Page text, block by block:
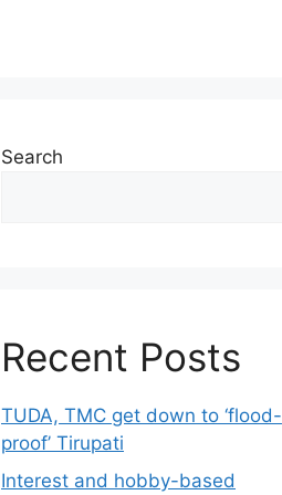
Search
Recent Posts
TUDA, TMC get down to ‘flood-
proof’ Tirupati
Interest and hobby-based